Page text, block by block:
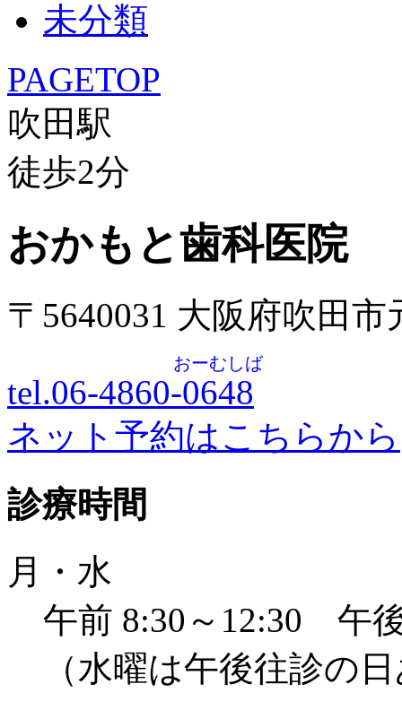
未分類
PAGETOP
吹田駅
徒歩2分
おかもと歯科医院
〒5640031 大阪府吹田
tel.06-4860-0648
おーむしば
ネット予約はこちらから
診療時間
月・水
午前 8:30～12:30 午
（水曜は午後往診の